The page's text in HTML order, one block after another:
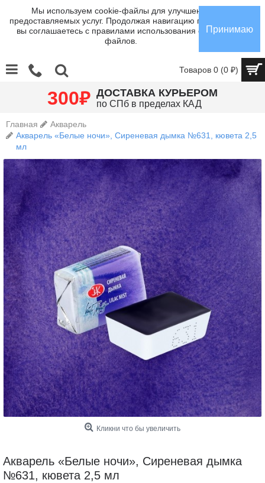
Мы используем cookie-файлы для улучшения
предоставляемых услуг. Продолжая навигацию по сайту,
вы соглашаетесь с правилами использования cookie-
файлов.
Принимаю
Товаров 0 (0 ₽)
300₽ ДОСТАВКА КУРЬЕРОМ
по СПб в пределах КАД
Главная
Акварель
Акварель «Белые ночи», Сиреневая дымка №631, кювета 2,5
мл
Кликни что бы увеличить
Акварель «Белые ночи», Сиреневая дымка
№631, кювета 2,5 мл